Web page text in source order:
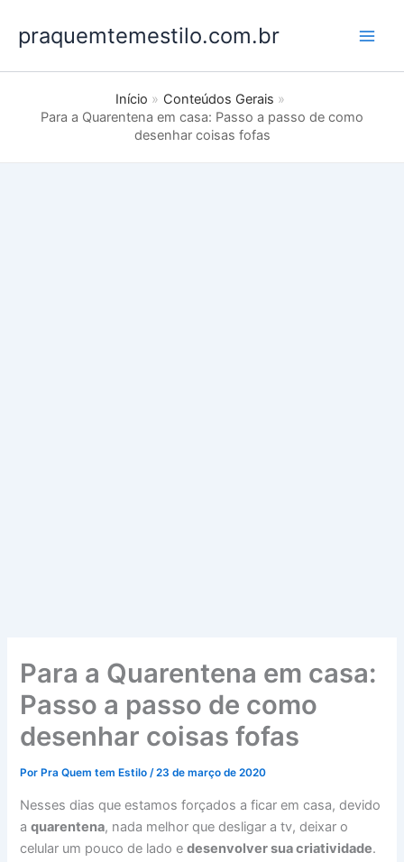
para
conteúdo
praquemtemestilo.com.br
Início
Conteúdos Gerais
Para a Quarentena em casa: Passo a passo de como
desenhar coisas fofas
Para a Quarentena em casa:
Passo a passo de como
desenhar coisas fofas
Por Pra Quem tem Estilo/23 de março de 2020
Nesses dias que estamos forçados a ficar em casa, devido
aquarentena, nada melhor que desligar a tv, deixar o
celular um pouco de lado edesenvolver sua criatividade.